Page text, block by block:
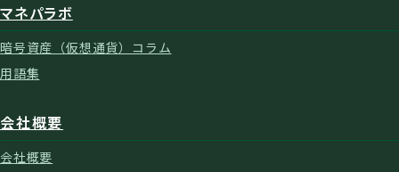
マネパラボ
暗号資産（仮想通貨）コラム
用語集
会社概要
会社概要